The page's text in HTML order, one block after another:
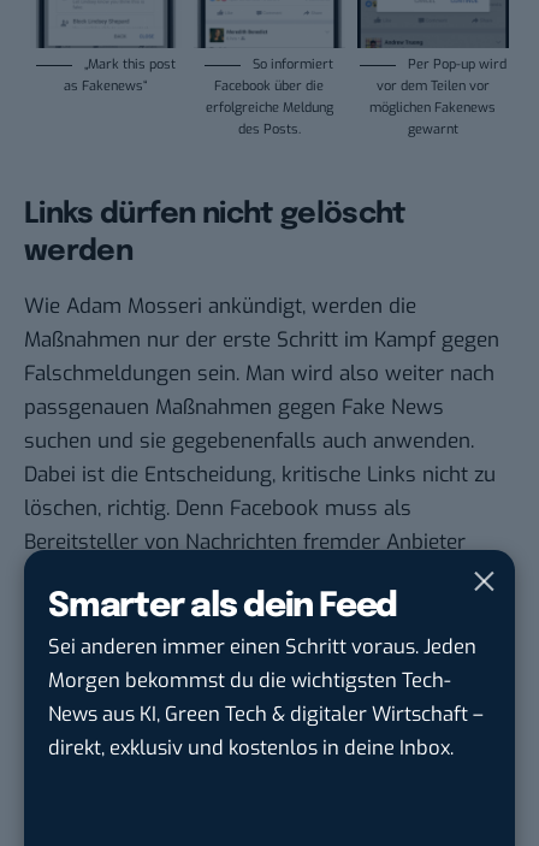
Smarter als dein Feed
Sei anderen immer einen Schritt voraus. Jeden
Morgen bekommst du die wichtigsten Tech-
News aus KI, Green Tech & digitaler Wirtschaft –
direkt, exklusiv und kostenlos in deine Inbox.
„Mark this post
as Fakenews“
So informiert
Facebook über die
erfolgreiche Meldung
des Posts.
Per Pop-up wird
vor dem Teilen vor
möglichen Fakenews
gewarnt
Links dürfen nicht gelöscht
werden
Wie Adam Mosseri ankündigt, werden die
Maßnahmen nur der erste Schritt im Kampf gegen
Falschmeldungen sein. Man wird also weiter nach
passgenauen Maßnahmen gegen Fake News
suchen und sie gegebenenfalls auch anwenden.
Dabei ist die Entscheidung, kritische Links nicht zu
löschen, richtig. Denn Facebook muss als
Bereitsteller von Nachrichten fremder Anbieter
neutral bleiben. Gleichzeitig muss für Nutzer jedoch
stets eine mögliche Gegendarstellung oder
Alternative sichtbar sein, damit Falschmeldungen
nicht aufgrund von fehlendem Wissen oder
Missverständnissen verbreitet werden.
Schwieriger dürfte wohl die Definition von Fake